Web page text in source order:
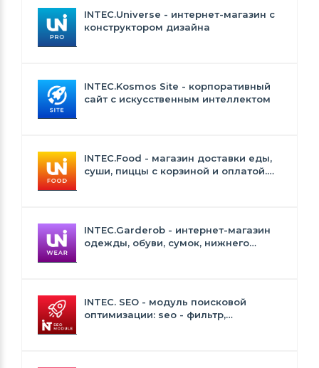
INTEC.Universe - интернет-магазин с
конструктором дизайна
INTEC.Kosmos Site - корпоративный
сайт с искусственным интеллектом
INTEC.Food - магазин доставки еды,
суши, пиццы с корзиной и оплатой.
INTEC.Garderob - интернет-магазин
одежды, обуви, сумок, нижнего
INTEC. SEO - модуль поисковой
оптимизации: seo - фильтр,